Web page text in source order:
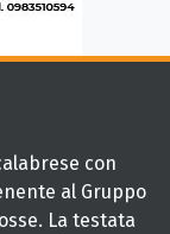
con
al Gruppo
La testata